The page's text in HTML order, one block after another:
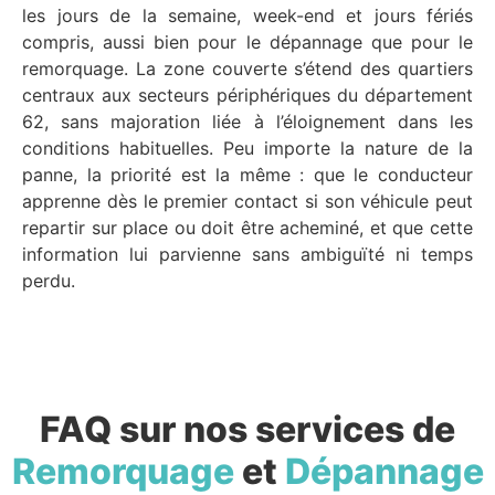
les jours de la semaine, week-end et jours fériés
compris, aussi bien pour le dépannage que pour le
remorquage. La zone couverte s’étend des quartiers
centraux aux secteurs périphériques du département
62, sans majoration liée à l’éloignement dans les
conditions habituelles. Peu importe la nature de la
panne, la priorité est la même : que le conducteur
apprenne dès le premier contact si son véhicule peut
repartir sur place ou doit être acheminé, et que cette
information lui parvienne sans ambiguïté ni temps
perdu.
FAQ sur nos services de
Remorquageet Dépannage